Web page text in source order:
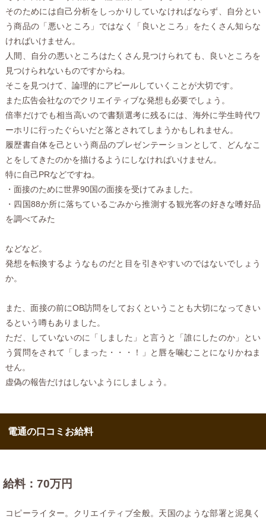
そのためには自己分析をしっかりしていなければならず、自分とい
う商品の「悪いところ」ではなく「良いところ」をたくさん知らな
ければいけません。
人間、自分の悪いところはたくさん見つけられても、良いところを
見つけられないものですからね。
そこを見つけて、論理的にアピールしていくことが大切です。
また広告会社なのでクリエイティブな発想も必要でしょう。
倍率だけでも相当高いので書類選考に残るには、海外に学生時代ワ
ーホリに行ったぐらいだと落とされてしまうかもしれません。
履歴書自体を己という商品のプレゼンテーションとして、どんなこ
とをしてきたのかを描けるようにしなければいけません。
特に自己PRなどですね。
・面接のために世界90国の面接を受けてみました。
・四国88か所に落ちているごみから推測する観光客の好きな嗜好品
を調べてみた
などなど。
発想を転換するようなものだと目を引きやすいのではないでしょう
か。
また、面接の前にOB訪問をしておくということも大切になってきい
るという噂もありました。
ただ、していないのに「しました」と言うと「誰にしたのか」とい
う質問をされて「しまった・・・！」と唇を噛むことになりかねま
せん。
虚偽の報告だけはしないようにしましょう。
電通の口コミお給料
給料：70万円
コピーライター。クリエイティブ全般。天国のような部署と泥臭く